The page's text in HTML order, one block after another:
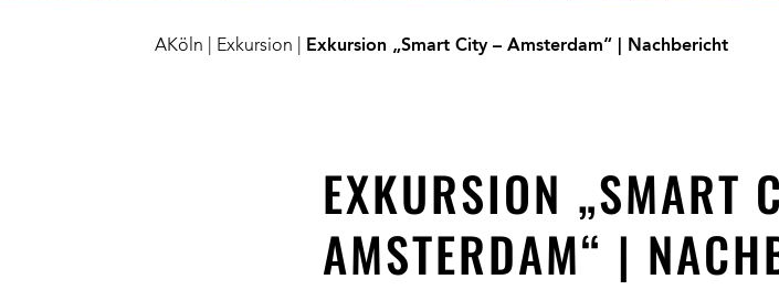
AKöln Exkursion Exkursion „Smart City – Amsterdam“ | Nachbericht
EXKURSION „SMART
AMSTERDAM“ |